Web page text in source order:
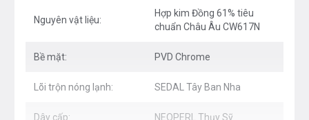
tiêu chuẩn Châu Âu CW617N
nóng lạnh SEDAL Tây Ban Nha
Dây cấp nóng lạnh, dây kéo, chân kết nối nhanh
Nguyên vật liệu:
Hợp kim Đồng 61% tiêu
chuẩn Châu Âu CW617N
Bề mặt: PVD Chrome
Lõi trộn nóng lạnh: SEDAL Tây Ban Nha
Dây cấp: NEOPERL Thụy Sỹ